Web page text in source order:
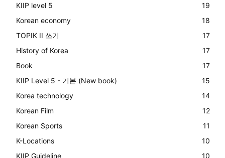
KIIP level 5
19
Korean economy
18
TOPIK II 쓰기
17
History of Korea
17
Book
17
KIIP Level 5 - 기본 (New book)
15
Korea technology
14
Korean Film
12
Korean Sports
11
K-Locations
10
KIIP Guideline
10